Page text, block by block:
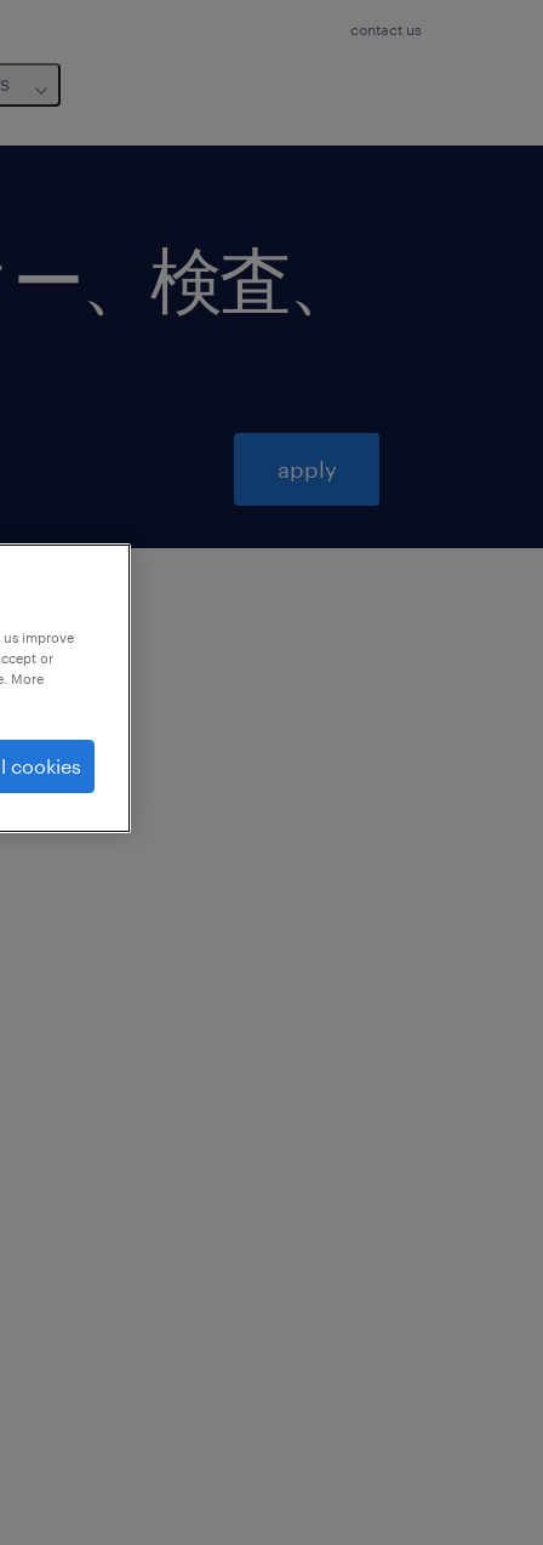
contact us
、検査、
apply
improve
or
More
cookies